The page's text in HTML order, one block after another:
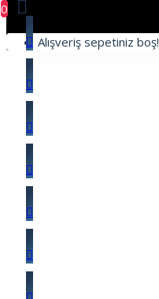
0
Alışveriş sepetiniz boş!